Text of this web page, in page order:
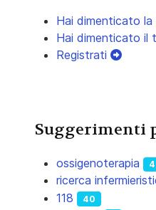
Hai dimenticato
Hai dimenticato il
Registrati
Suggerimenti
ossigenoterapia 4
ricerca
118 40